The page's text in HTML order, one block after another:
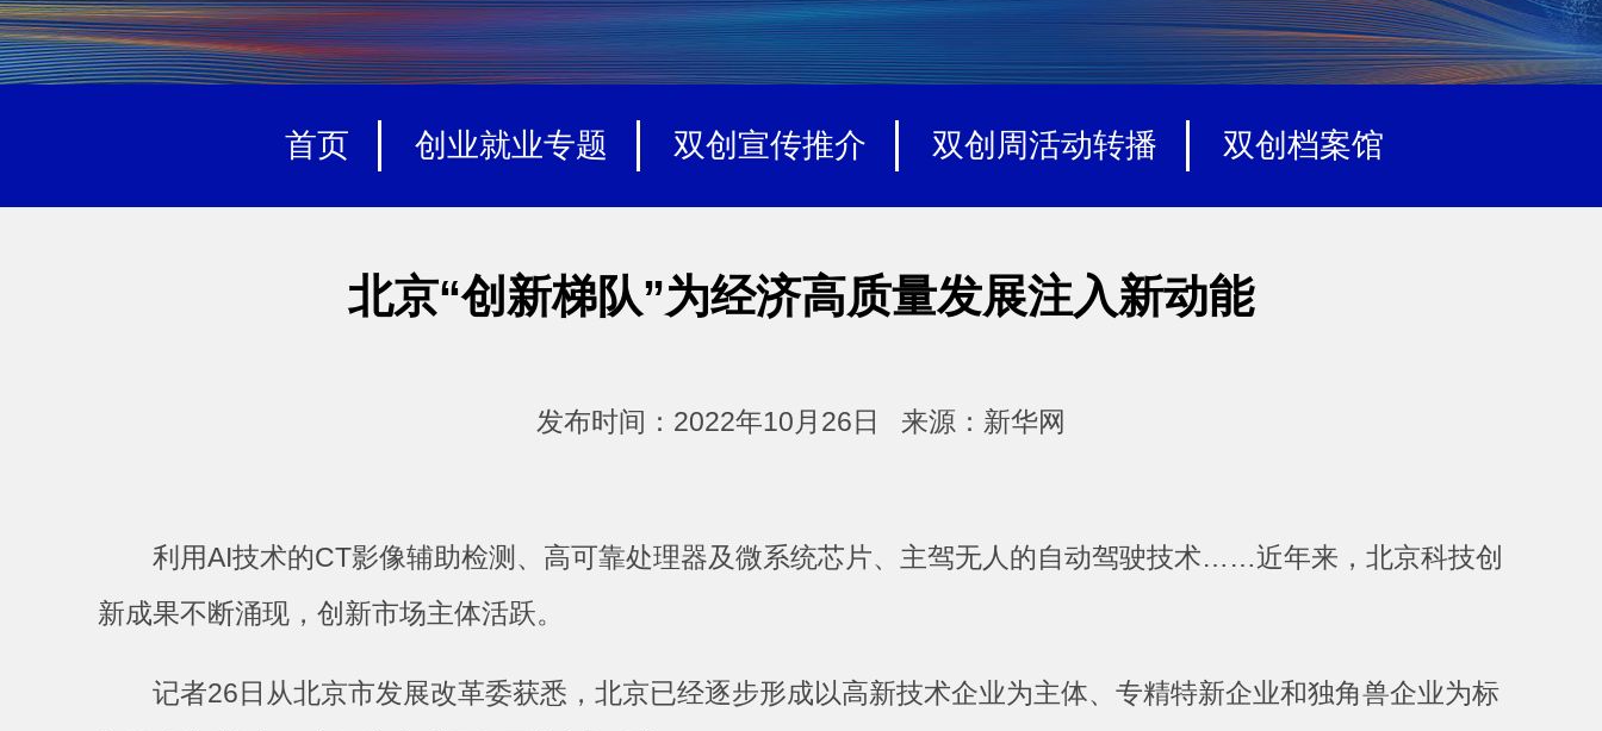
首页 创业就业专题 双创宣传推介 双创周活动转播 双创档案馆
北京“创新梯队”为经济高质量发展注入新动能
发布时间：2022年10月26日 来源：新华网
利用AI技术的CT影像辅助检测、高可靠处理器及微系统芯片、主驾无人的自动驾驶技术……近年来，北京科技创
新成果不断涌现，创新市场主体活跃。
记者26日从北京市发展改革委获悉，北京已经逐步形成以高新技术企业为主体、专精特新企业和独角兽企业为标